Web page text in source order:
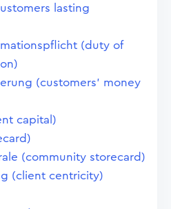
lasting
(duty of
(customers' money
capital)
(community storecard)
(client centricity)